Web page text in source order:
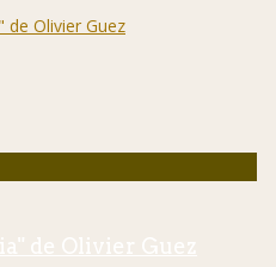
de Olivier Guez